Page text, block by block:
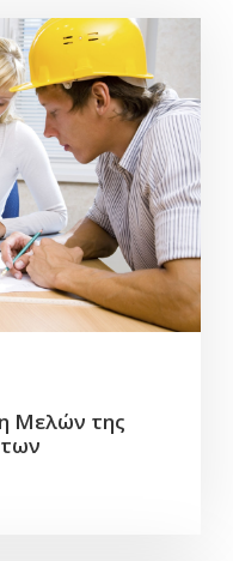
Μελών της